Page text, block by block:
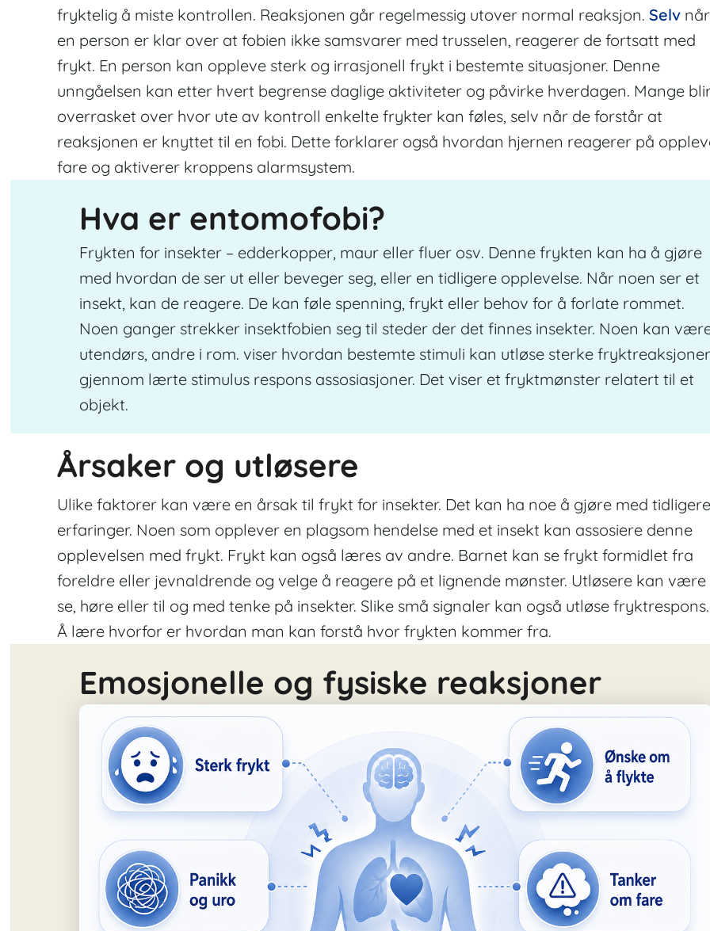
fryktelig å miste kontrollen. Reaksjonen går regelmessig utover normal reaksjon. Selv når
en person er klar over at fobien ikke samsvarer med trusselen, reagerer de fortsatt med
frykt. En person kan oppleve sterk og irrasjonell frykt i bestemte situasjoner. Denne
unngåelsen kan etter hvert begrense daglige aktiviteter og påvirke hverdagen. Mange
overrasket over hvor ute av kontroll enkelte frykter kan føles, selv når de forstår at
reaksjonen er knyttet til en fobi. Dette forklarer også hvordan hjernen reagerer på
fare og aktiverer kroppens alarmsystem.
Hva er entomofobi?
Frykten for insekter – edderkopper, maur eller fluer osv. Denne frykten kan ha å gjøre
med hvordan de ser ut eller beveger seg, eller en tidligere opplevelse. Når noen ser et
insekt, kan de reagere. De kan føle spenning, frykt eller behov for å forlate rommet.
Noen ganger strekker insektfobien seg til steder der det finnes insekter. Noen kan
utendørs, andre i rom. viser hvordan bestemte stimuli kan utløse sterke
gjennom lærte stimulus respons assosiasjoner. Det viser et fryktmønster relatert til et
objekt.
Årsaker og utløsere
Ulike faktorer kan være en årsak til frykt for insekter. Det kan ha noe å gjøre med tidligere
erfaringer. Noen som opplever en plagsom hendelse med et insekt kan assosiere denne
opplevelsen med frykt. Frykt kan også læres av andre. Barnet kan se frykt formidlet fra
foreldre eller jevnaldrende og velge å reagere på et lignende mønster. Utløsere kan være
se, høre eller til og med tenke på insekter. Slike små signaler kan også utløse fryktrespons.
Å lære hvorfor er hvordan man kan forstå hvor frykten kommer fra.
Emosjonelle og fysiske reaksjoner